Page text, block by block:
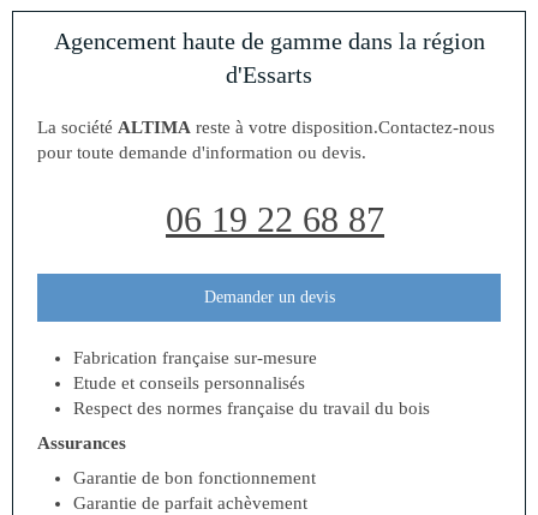
Agencement haute de gamme dans la région
d'Essarts
La société ALTIMA reste à votre disposition.Contactez-nous
pour toute demande d'information ou devis.
06 19 22 68 87
Demander un devis
Fabrication française sur-mesure
Etude et conseils personnalisés
Respect des normes française du travail du bois
Assurances
Garantie de bon fonctionnement
Garantie de parfait achèvement